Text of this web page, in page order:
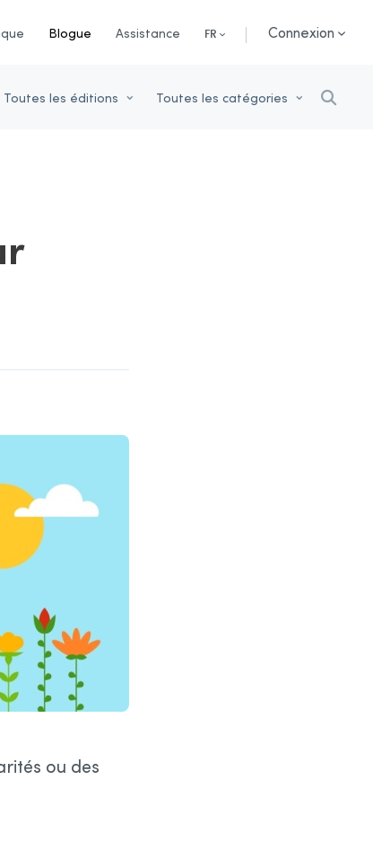
Blogue Assistance FR Connexion
Toutes les éditions Toutes les catégories
ou des